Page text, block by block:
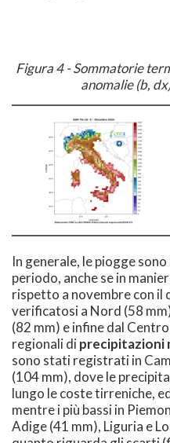
Figura 4 - Sommatorie
anomalie (b,
In generale, le piogge
periodo, anche se in
rispetto a novembre con il
verificatosi a Nord (58
(82 mm) e infine dal
regionali diprecipitazioni
sono stati registrati in
(104 mm), dove le
lungo le coste tirreniche,
mentre i più bassi in
Adige (41 mm), Liguria e